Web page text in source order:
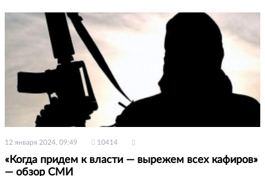
12 января 2024, 09:49 10414
«Когда придем к власти — вырежем всех кафиров»
— обзор СМИ